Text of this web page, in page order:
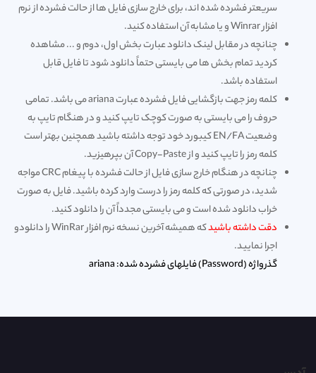
سریعتر فشرده شده اند، برای خارج سازی فایل ها از حالت فشرده از نرم
افزار Winrar و یا مشابه آن استفاده کنید.
چنانچه در مقابل لینک دانلود عبارت بخش اول، دوم و ... مشاهده
کردید تمام بخش ها می بایستی حتماً دانلود شود تا فایل قابل
استفاده باشد.
کلمه رمز جهت بازگشایی فایل فشرده عبارت ariana می باشد. تمامی
حروف را می بایستی به صورت کوچک تایپ کنید و در هنگام تایپ به
وضعیت EN/FA کیبورد خود توجه داشته باشید همچنین بهتر است
کلمه رمز را تایپ کنید و از Copy-Paste آن بپرهیزید.
چنانچه در هنگام خارج سازی فایل از حالت فشرده با پیغام CRC مواجه
شدید، در صورتی که کلمه رمز را درست وارد کرده باشید. فایل به صورت
خراب دانلود شده است و می بایستی مجدداً آن را دانلود کنید.
دقت داشته باشیدکه همیشه آخرین نسخه نرم افزار WinRar را دانلودو
اجرا نمایید.
گذرواژه (Password) فایلهای فشرده شده: ariana